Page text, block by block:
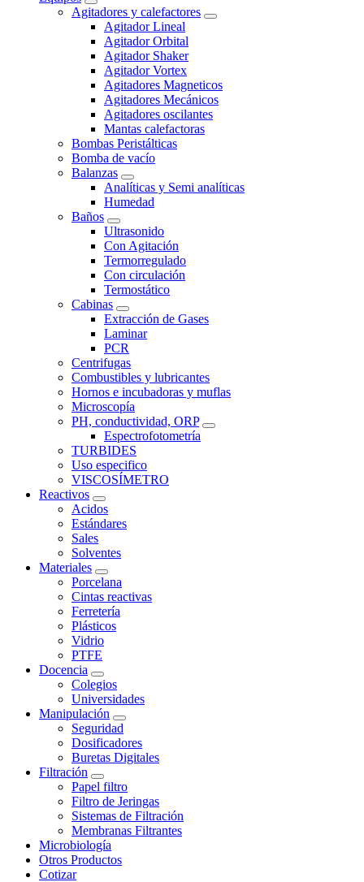
Agitadores y calefactores
Agitador Lineal
Agitador Orbital
Agitador Shaker
Agitador Vortex
Agitadores Magneticos
Agitadores Mecánicos
Agitadores oscilantes
Mantas calefactoras
Bombas Peristálticas
Bomba de vacío
Balanzas
Analíticas y Semi analíticas
Humedad
Baños
Ultrasonido
Con Agitación
Termorregulado
Con circulación
Termostático
Cabinas
Extracción de Gases
Laminar
PCR
Centrifugas
Combustibles y lubricantes
Hornos e incubadoras y muflas
Microscopía
PH, conductividad, ORP
Espectrofotometría
TURBIDES
Uso especifico
VISCOSÍMETRO
Reactivos
Acidos
Estándares
Sales
Solventes
Materiales
Porcelana
Cintas reactivas
Ferretería
Plásticos
Vidrio
PTFE
Docencia
Colegios
Universidades
Manipulación
Seguridad
Dosificadores
Buretas Digitales
Filtración
Papel filtro
Filtro de Jeringas
Sistemas de Filtración
Membranas Filtrantes
Microbiología
Otros Productos
Cotizar